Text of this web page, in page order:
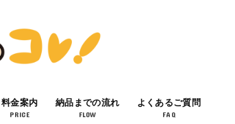
料金案内
PRICE
納品までの流れ
FLOW
よくあるご質問
FAQ